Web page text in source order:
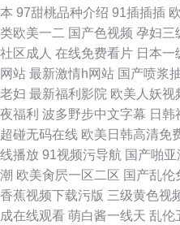
本 97甜桃品种介绍 91插插插
类欧美一二 国产色视频 孕妇三
社区成人 在线免费看片 日本一
网站 最新激情h网站 国产喷浆
老妇 最新福利影院 欧美人妖视
夜福利 波多野步中文字幕 日韩
超碰无码在线 欧美日韩高清免
线播放 91视频污导航 国产啪亚
潮 欧美肏屄一区二区 国产乱伦
香蕉视频下载污版 三级黄色视
成在线观看 萌白酱一线天 乱伦